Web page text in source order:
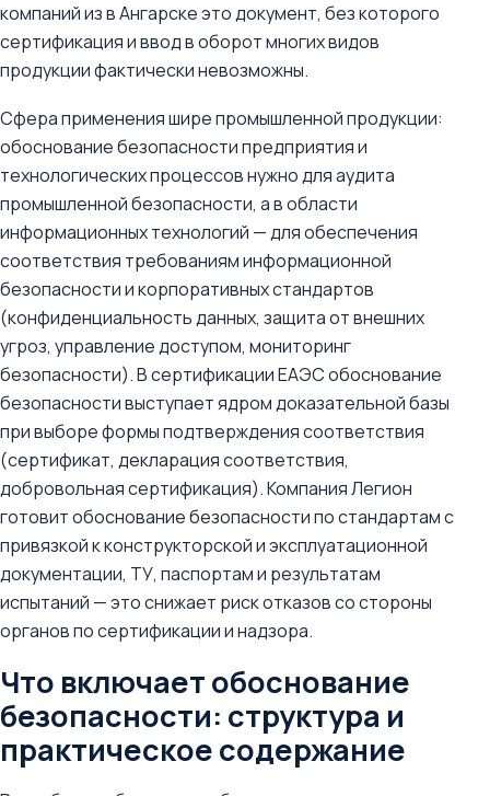
компаний из в Ангарске это документ, без которого
сертификация и ввод в оборот многих видов
продукции фактически невозможны.
Сфера применения шире промышленной продукции:
обоснование безопасности предприятия и
технологических процессов нужно для аудита
промышленной безопасности, а в области
информационных технологий — для обеспечения
соответствия требованиям информационной
безопасности и корпоративных стандартов
(конфиденциальность данных, защита от внешних
угроз, управление доступом, мониторинг
безопасности). В сертификации ЕАЭС обоснование
безопасности выступает ядром доказательной базы
при выборе формы подтверждения соответствия
(сертификат, декларация соответствия,
добровольная сертификация). Компания Легион
готовит обоснование безопасности по стандартам с
привязкой к конструкторской и эксплуатационной
документации, ТУ, паспортам и результатам
испытаний — это снижает риск отказов со стороны
органов по сертификации и надзора.
Что включает обоснование
безопасности: структура и
практическое содержание